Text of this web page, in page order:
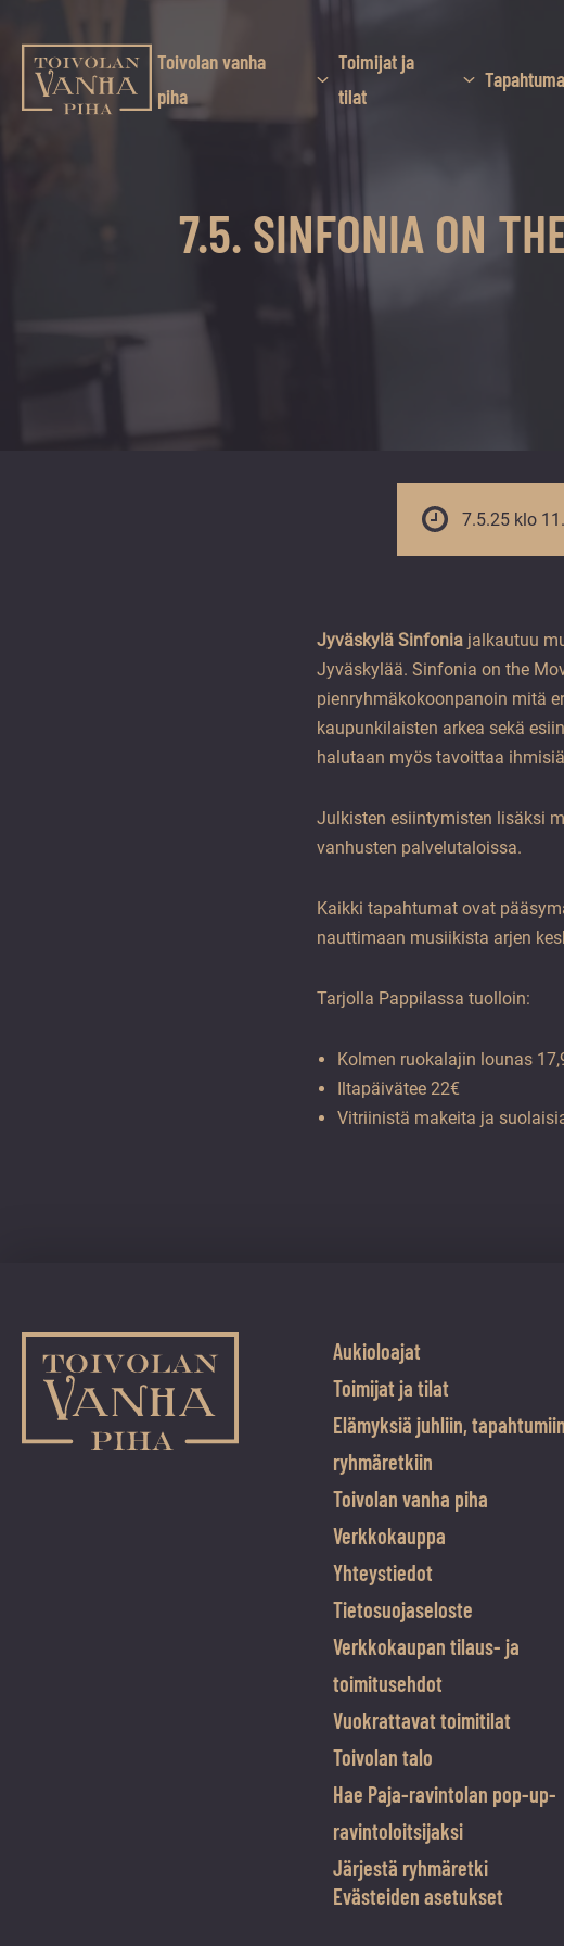
sisältöön
Toivolan vanha piha
tarjoavat
Toivolan vanha
piha
Toimijat ja
tilat
7.5. SINFONIA ON
7.5.25 klo
Jyväskylä Sinfonia jalkautuu
Jyväskylää. Sinfonia on the
pienryhmäkokoonpanoin mitä
kaupunkilaisten arkea sekä
halutaan myös tavoittaa
Julkisten esiintymisten lisäksi
vanhusten palvelutaloissa.
Kaikki tapahtumat ovat
nauttimaan musiikista arjen
Tarjolla Pappilassa tuolloin:
Kolmen ruokalajin lounas
Iltapäivätee 22€
Vitriinistä makeita ja
Aukioloajat
Toimijat ja tilat
Elämyksiä juhliin,
ryhmäretkiin
Toivolan vanha piha
Verkkokauppa
Yhteystiedot
Tietosuojaseloste
Verkkokaupan tilaus- ja
toimitusehdot
Vuokrattavat toimitilat
Toivolan talo
Hae Paja-ravintolan pop-up-
ravintoloitsijaksi
Järjestä ryhmäretki
Evästeiden asetukset